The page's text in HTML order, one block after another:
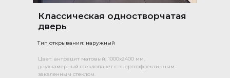
Классическая одностворчатая
дверь
Тип открывания: наружный
Цвет: антрацит матовый, 1000х2400 мм,
двухкамерный стеклопакет с энергоэффективным
закаленным стеклом.